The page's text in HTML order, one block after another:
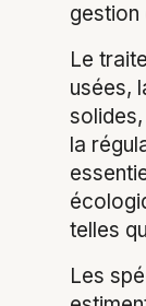
gestion
Le
usées,
la
telles
Les